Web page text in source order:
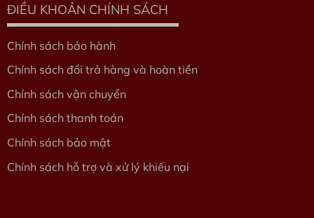
ĐIỀU KHOẢN CHÍNH SÁCH
Chính sách bảo hành
Chính sách đổi trả hàng và hoàn tiền
Chính sách vận chuyển
Chính sách thanh toán
Chính sách bảo mật
Chính sách hỗ trợ và xử lý khiếu nại